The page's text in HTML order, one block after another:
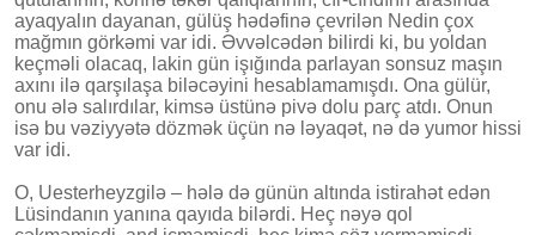
ayaqyalın dayanan, gülüş hədəfinə çevrilən Nedin çox
mağmın görkəmi var idi. Əvvəlcədən bilirdi ki, bu yoldan
keçməli olacaq, lakin gün işığında parlayan sonsuz maşın
axını ilə qarşılaşa biləcəyini hesablamamışdı. Ona gülür,
onu ələ salırdılar, kimsə üstünə pivə dolu parç atdı. Onun
isə bu vəziyyətə dözmək üçün nə ləyaqət, nə də yumor hissi
var idi.
O, Uesterheyzgilə – hələ də günün altında istirahət edən
Lüsindanın yanına qayıda bilərdi. Heç nəyə qol